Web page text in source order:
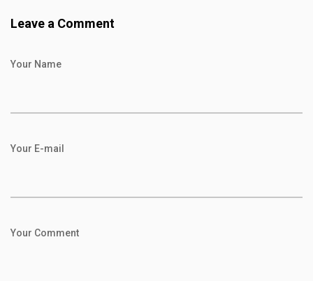
Leave a Comment
Your Name
Your E-mail
Your Comment